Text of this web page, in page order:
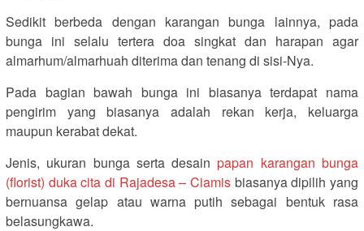
Sedikit berbeda dengan karangan bunga lainnya, pada
bunga ini selalu tertera doa singkat dan harapan agar
almarhum/almarhuah diterima dan tenang di sisi-Nya.
Pada bagian bawah bunga ini biasanya terdapat nama
pengirim yang biasanya adalah rekan kerja, keluarga
maupun kerabat dekat.
Jenis, ukuran bunga serta desainpapan karangan bunga
(florist) duka cita di Rajadesa – Ciamis biasanya dipilih yang
bernuansa gelap atau warna putih sebagai bentuk rasa
belasungkawa.